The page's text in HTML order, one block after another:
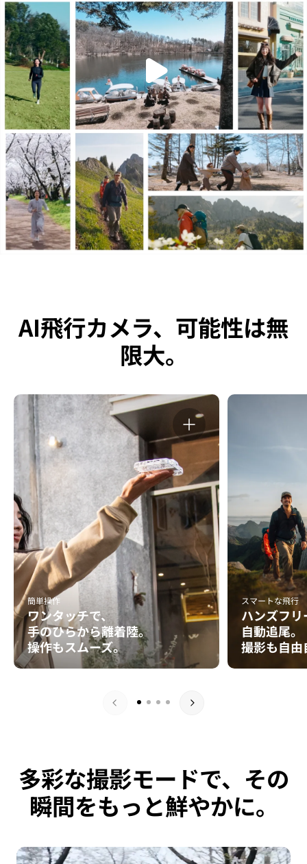
AI飛行カメラ、可能性は無
限大。
簡単操作
ワンタッチで、
手のひらから離着陸。
操作もスムーズ。
スマートな飛行
ハンズフリ
自動追尾。
撮影も自由
多彩な撮影モードで、その
瞬間をもっと鮮やかに。